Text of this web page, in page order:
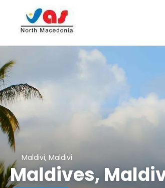
Maldivi, Maldivi
Maldives,